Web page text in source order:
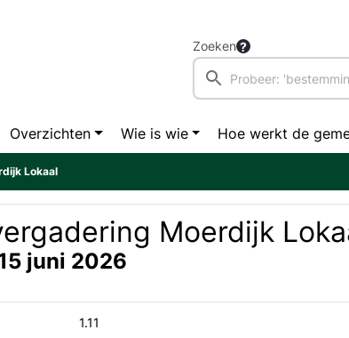
Zoeken
Overzichten Wie is wie Hoe werkt de
Lokaal
Moerdijk
juni 2026
1.11